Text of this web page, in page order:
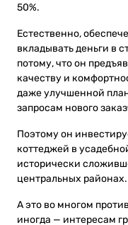
50%.
Естественно,
вкладывать деньги в
потому, что он
качеству и
даже улучшенной
запросам нового
Поэтому он
коттеджей в
исторически
центральных районах.
А это во многом
иногда — интересам